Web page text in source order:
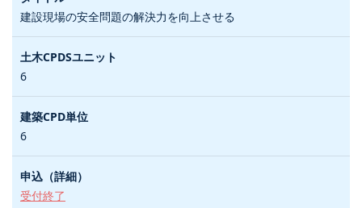
建設現場の安全問題の解決力を向上させる
6
6
受付終了